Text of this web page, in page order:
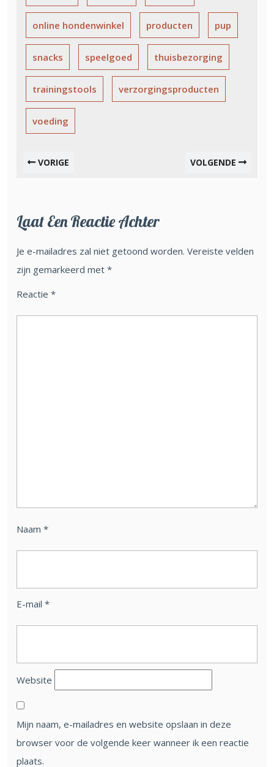
online hondenwinkel producten pup
snacks speelgoed thuisbezorging
trainingstools verzorgingsproducten
voeding
VORIGE VOLGENDE
Laat Een Reactie Achter
Je e-mailadres zal niet getoond worden. Vereiste velden
zijn gemarkeerd met *
Reactie *
Naam *
E-mail *
Website
Mijn naam, e-mailadres en website opslaan in deze
browser voor de volgende keer wanneer ik een reactie
plaats.